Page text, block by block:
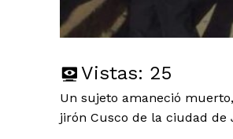
Vistas: 25
Un sujeto amaneció
jirón Cusco de la ciudad